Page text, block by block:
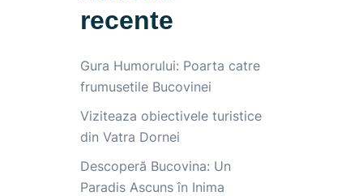
recente
Gura Humorului: Poarta catre
frumusetile Bucovinei
Viziteaza obiectivele turistice
din Vatra Dornei
Descoperă Bucovina: Un
Paradis Ascuns în Inima